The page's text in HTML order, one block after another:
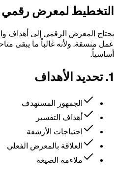
التخطيط لمعرض رقمي
يحتاج المعرض الرقمي إلى
عمل منسقة. ولأنه غالباً ما يبقى
أساسياً.
1. تحديد الأهداف
الجمهور المستهدف
أهداف التفسير
احتياجات الأرشفة
العلاقة بالمعرض الفعلي
ملاءمة الصيغة